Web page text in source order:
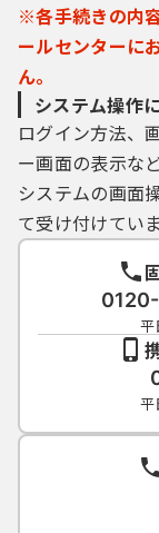
※各手続きの内
ールセンターに
ん。
システム操作
ログイン方法、
ー画面の表示など
システムの画面
て受け付けていま
平
平